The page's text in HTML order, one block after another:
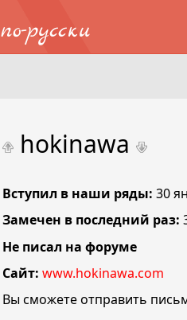
по-русски
hokinawa
Вступил в наши ряды: 30
Замечен в последний раз:
Не писал на форуме
Сайт: www.hokinawa.com
Вы сможете отправить